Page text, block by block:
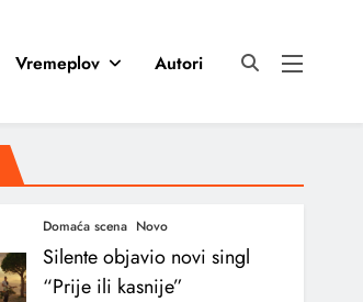
Vremeplov Autori
Domaća scena Novo
Silente objavio novi singl
“Prije ili kasnije”